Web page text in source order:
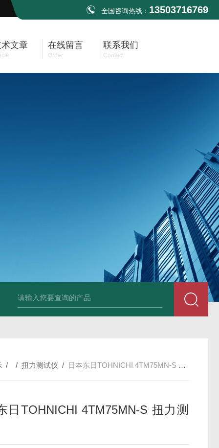
全国咨询热线： 13503716769
文章 在线留言
Order
联系我们
Contact
Ophir PD300R 激光功率传感器 Ophir PD300-
/ /扭力测试仪 / 日本东日TOHNICHI 4TM75MN-S 扭力测试仪
日TOHNICHI 4TM75MN-S 扭力测